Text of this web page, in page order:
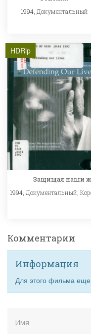
1994, Документальный
HDRip
Защищая наши
1994, Документальный
Комментарии
Информация
Для этого фильма еще